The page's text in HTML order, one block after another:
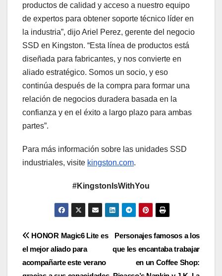
productos de calidad y acceso a nuestro equipo
de expertos para obtener soporte técnico líder en
la industria”, dijo Ariel Perez, gerente del negocio
SSD en Kingston. “Esta línea de productos está
diseñada para fabricantes, y nos convierte en
aliado estratégico. Somos un socio, y eso
continúa después de la compra para formar una
relación de negocios duradera basada en la
confianza y en el éxito a largo plazo para ambas
partes”.
Para más información sobre las unidades SSD
industriales, visite kingston.com.
#KingstonIsWithYou
Navegación
de
Personajes famosos a los
que les encantaba trabajar
en un Coffee Shop:
HONOR Magic6 Lite es
el mejor aliado para
acompañarte este verano